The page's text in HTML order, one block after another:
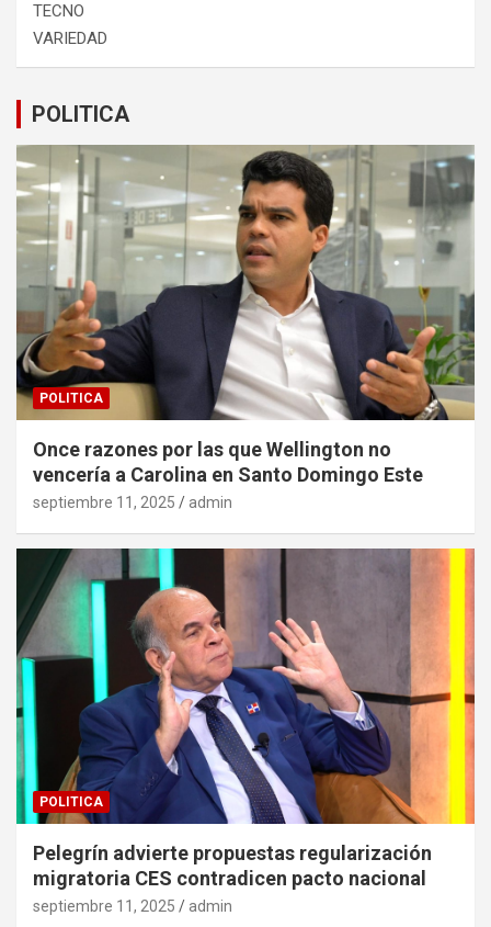
TECNO
VARIEDAD
POLITICA
POLITICA
Once razones por las que Wellington no
vencería a Carolina en Santo Domingo Este
septiembre 11, 2025 admin
POLITICA
Pelegrín advierte propuestas regularización
migratoria CES contradicen pacto nacional
septiembre 11, 2025 admin